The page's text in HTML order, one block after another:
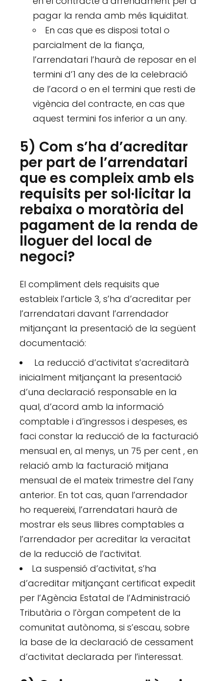
pagar la renda amb més liquiditat.
En cas que es disposi total o
parcialment de la fiança,
l’arrendatari l’haurà de reposar en el
termini d’1 any des de la celebració
de l’acord o en el termini que resti de
vigència del contracte, en cas que
aquest termini fos inferior a un any.
5) Com s’ha d’acreditar
per part de l’arrendatari
que es compleix amb els
requisits per sol·licitar la
rebaixa o moratòria del
pagament de la renda de
lloguer del local de
negoci?
El compliment dels requisits que
estableix l’article 3, s’ha d’acreditar per
l’arrendatari davant l’arrendador
mitjançant la presentació de la següent
documentació:
La reducció d’activitat s’acreditarà
inicialment mitjançant la presentació
d’una declaració responsable en la
qual, d’acord amb la informació
comptable i d’ingressos i despeses, es
faci constar la reducció de la facturació
mensual en, al menys, un 75 per cent , en
relació amb la facturació mitjana
mensual de el mateix trimestre del l’any
anterior. En tot cas, quan l’arrendador
ho requereixi, l’arrendatari haurà de
mostrar els seus llibres comptables a
l’arrendador per acreditar la veracitat
de la reducció de l’activitat.
La suspensió d’activitat, s’ha
d’acreditar mitjançant certificat expedit
per l’Agència Estatal de l’Administració
Tributària o l’òrgan competent de la
comunitat autònoma, si s’escau, sobre
la base de la declaració de cessament
d’activitat declarada per l’interessat.